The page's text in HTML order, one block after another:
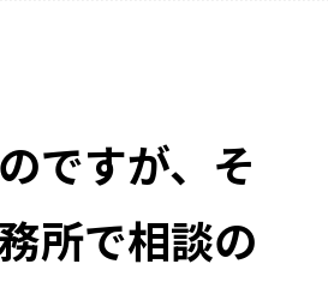
ですが、そ
所で相談の